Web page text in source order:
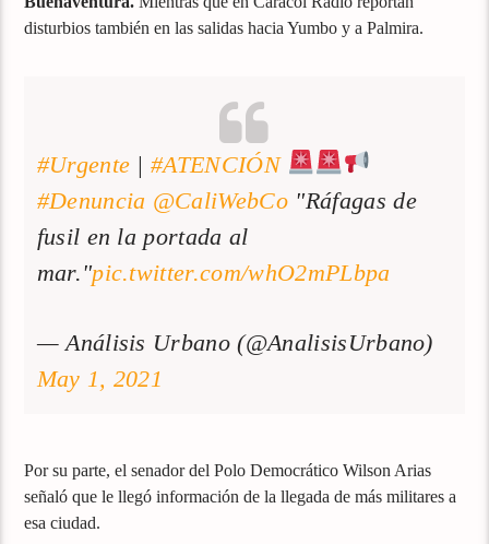
disturbios también en las salidas hacia Yumbo y a Palmira.
#Urgente |#ATENCIÓN
#Denuncia @CaliWebCo "Ráfagas de
fusil en la portada al
mar."pic.twitter.com/whO2mPLbpa
— Análisis Urbano (@AnalisisUrbano)
May 1, 2021
Por su parte, el senador del Polo Democrático Wilson Arias
señaló que le llegó información de la llegada de más militares a
esa ciudad.